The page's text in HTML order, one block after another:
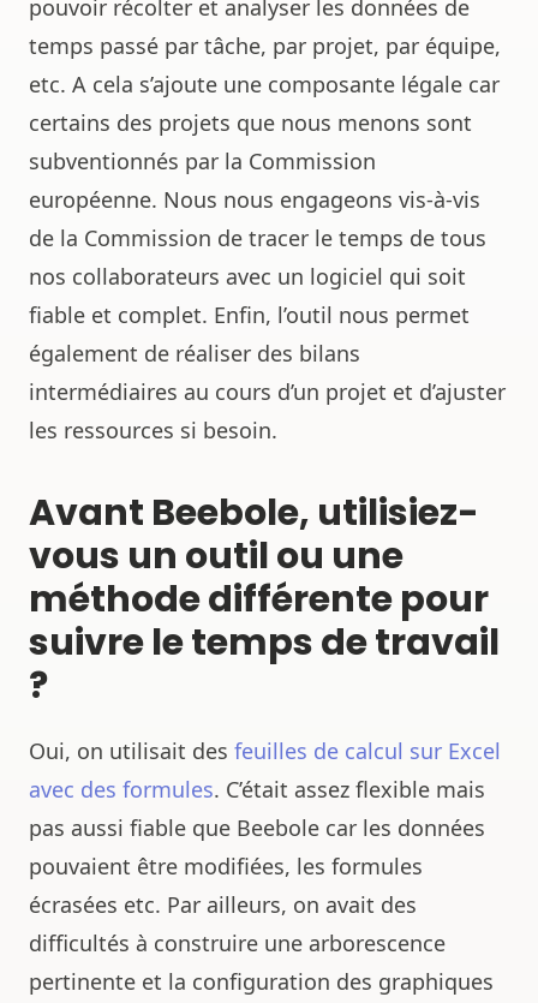
pouvoir récolter et analyser les données de
temps passé par tâche, par projet, par équipe,
etc. A cela s’ajoute une composante légale car
certains des projets que nous menons sont
subventionnés par la Commission
européenne. Nous nous engageons vis-à-vis
de la Commission de tracer le temps de tous
nos collaborateurs avec un logiciel qui soit
fiable et complet. Enfin, l’outil nous permet
également de réaliser des bilans
intermédiaires au cours d’un projet et d’ajuster
les ressources si besoin.
Avant Beebole, utilisiez-
vous un outil ou une
méthode différente pour
suivre le temps de travail
?
Oui, on utilisait des feuilles de calcul sur Excel
avec des formules. C’était assez flexible mais
pas aussi fiable que Beebole car les données
pouvaient être modifiées, les formules
écrasées etc. Par ailleurs, on avait des
difficultés à construire une arborescence
pertinente et la configuration des graphiques